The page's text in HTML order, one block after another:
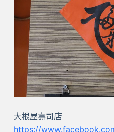
大根屋壽司店
https://